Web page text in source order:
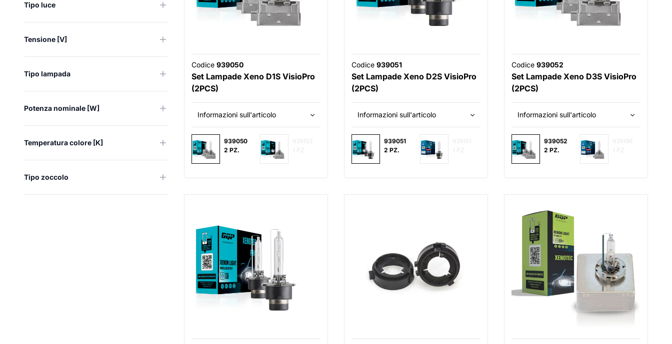
Tipo luce
Tensione [V]
Tipo lampada
Potenza nominale [W]
Temperatura colore [K]
Tipo zoccolo
Codice 939050
Set Lampade Xeno D1S VisioPro
(2PCS)
Informazioni sull'articolo
939050
2 PZ.
939153
1 PZ.
Codice 939051
Set Lampade Xeno D2S VisioPro
(2PCS)
Informazioni sull'articolo
939051
2 PZ.
939151
1 PZ.
Codice 939052
Set Lampade Xeno D3S VisioPro
(2PCS)
Informazioni sull'articolo
939052
2 PZ.
939196
1 PZ.